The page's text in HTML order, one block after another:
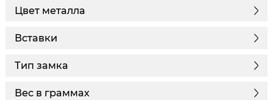
Цвет металла
Вставки
Тип замка
Вес в граммах